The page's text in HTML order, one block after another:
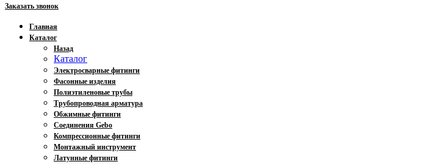
Заказать звонок
Главная
Каталог
Назад
Каталог
Электросварные фитинги
Фасонные изделия
Полиэтиленовые трубы
Трубопроводная арматура
Обжимные фитинги
Соединения Gebo
Компрессионные фитинги
Монтажный инструмент
Латунные фитинги